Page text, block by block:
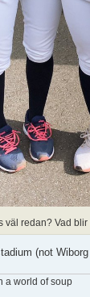
väl redan? Vad
(not
a world of soup